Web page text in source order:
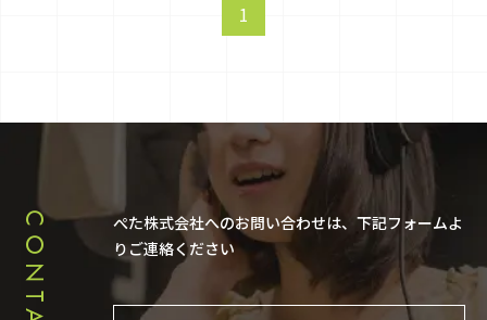
1
ぺた株式会社へのお問い合わせは、下記フォームよ
りご連絡ください